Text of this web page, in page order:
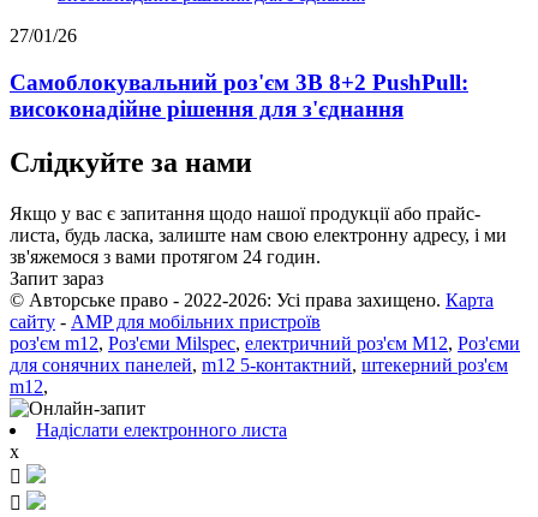
27/01/26
Самоблокувальний роз'єм 3B 8+2 PushPull:
високонадійне рішення для з'єднання
Слідкуйте за нами
Якщо у вас є запитання щодо нашої продукції або прайс-
листа, будь ласка, залиште нам свою електронну адресу, і ми
зв'яжемося з вами протягом 24 годин.
Запит зараз
© Авторське право - 2022-2026: Усі права захищено. Карта
сайту - AMP для мобільних пристроїв
роз'єм m12, Роз'єми Milspec, електричний роз'єм M12, Роз'єми
для сонячних панелей, m12 5-контактний, штекерний роз'єм
m12,
Надіслати електронного листа
x

